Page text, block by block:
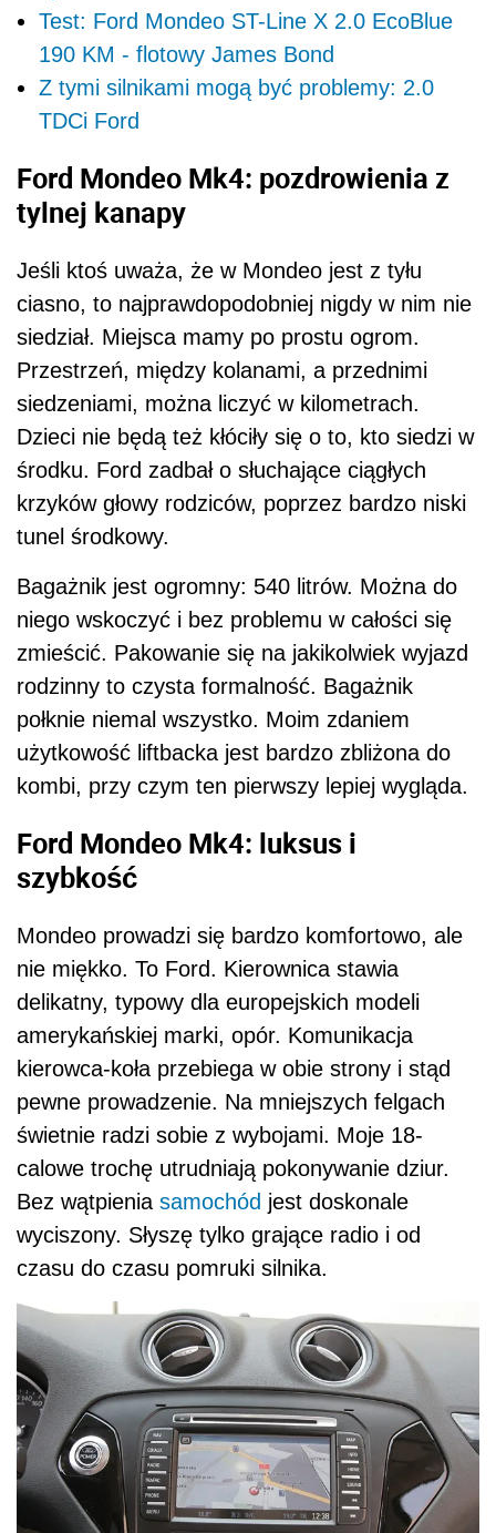
Test: Ford Mondeo ST-Line X 2.0 EcoBlue
190 KM - flotowy James Bond
Z tymi silnikami mogą być problemy: 2.0
TDCi Ford
Ford Mondeo Mk4: pozdrowienia z
tylnej kanapy
Jeśli ktoś uważa, że w Mondeo jest z tyłu
ciasno, to najprawdopodobniej nigdy w nim nie
siedział. Miejsca mamy po prostu ogrom.
Przestrzeń, między kolanami, a przednimi
siedzeniami, można liczyć w kilometrach.
Dzieci nie będą też kłóciły się o to, kto siedzi w
środku. Ford zadbał o słuchające ciągłych
krzyków głowy rodziców, poprzez bardzo niski
tunel środkowy.
Bagażnik jest ogromny: 540 litrów. Można do
niego wskoczyć i bez problemu w całości się
zmieścić. Pakowanie się na jakikolwiek wyjazd
rodzinny to czysta formalność. Bagażnik
połknie niemal wszystko. Moim zdaniem
użytkowość liftbacka jest bardzo zbliżona do
kombi, przy czym ten pierwszy lepiej wygląda.
Ford Mondeo Mk4: luksus i
szybkość
Mondeo prowadzi się bardzo komfortowo, ale
nie miękko. To Ford. Kierownica stawia
delikatny, typowy dla europejskich modeli
amerykańskiej marki, opór. Komunikacja
kierowca-koła przebiega w obie strony i stąd
pewne prowadzenie. Na mniejszych felgach
świetnie radzi sobie z wybojami. Moje 18-
calowe trochę utrudniają pokonywanie dziur.
Bez wątpienia samochód jest doskonale
wyciszony. Słyszę tylko grające radio i od
czasu do czasu pomruki silnika.